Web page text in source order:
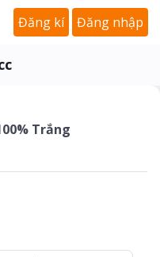
Đăng kí Đăng nhập
Trắng